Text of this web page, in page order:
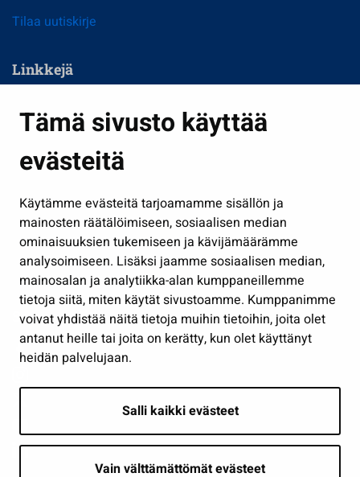
Tämä sivusto käyttää
evästeitä
Käytämme evästeitä tarjoamamme sisällön ja
mainosten räätälöimiseen, sosiaalisen median
ominaisuuksien tukemiseen ja kävijämäärämme
analysoimiseen. Lisäksi jaamme sosiaalisen median,
mainosalan ja analytiikka-alan kumppaneillemme
tietoja siitä, miten käytät sivustoamme. Kumppanimme
voivat yhdistää näitä tietoja muihin tietoihin, joita olet
antanut heille tai joita on kerätty, kun olet käyttänyt
heidän palvelujaan.
Salli kaikki evästeet
Vain välttämättömät evästeet
Tilaa uutiskirje
Linkkejä
Kasvatus ja opetus
Kulttuuri ja liikunta
Työ ja yrittäminen
Osallistu ja asioi
Näytä omat evästeasetukseni
Seuraa meitä